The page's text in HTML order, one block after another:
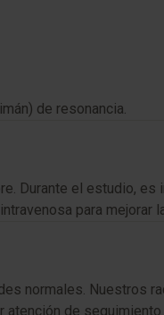
de resonancia.
Durante el estudio,
para mejorar
normales. Nuestros
de